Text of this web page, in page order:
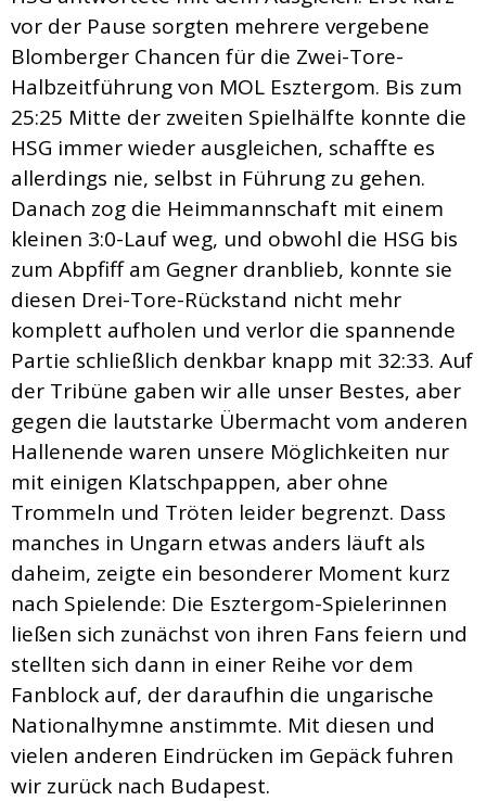
vor der Pause sorgten mehrere vergebene
Blomberger Chancen für die Zwei-Tore-
Halbzeitführung von MOL Esztergom. Bis zum
25:25 Mitte der zweiten Spielhälfte konnte die
HSG immer wieder ausgleichen, schaffte es
allerdings nie, selbst in Führung zu gehen.
Danach zog die Heimmannschaft mit einem
kleinen 3:0-Lauf weg, und obwohl die HSG bis
zum Abpfiff am Gegner dranblieb, konnte sie
diesen Drei-Tore-Rückstand nicht mehr
komplett aufholen und verlor die spannende
Partie schließlich denkbar knapp mit 32:33. Auf
der Tribüne gaben wir alle unser Bestes, aber
gegen die lautstarke Übermacht vom anderen
Hallenende waren unsere Möglichkeiten nur
mit einigen Klatschpappen, aber ohne
Trommeln und Tröten leider begrenzt. Dass
manches in Ungarn etwas anders läuft als
daheim, zeigte ein besonderer Moment kurz
nach Spielende: Die Esztergom-Spielerinnen
ließen sich zunächst von ihren Fans feiern und
stellten sich dann in einer Reihe vor dem
Fanblock auf, der daraufhin die ungarische
Nationalhymne anstimmte. Mit diesen und
vielen anderen Eindrücken im Gepäck fuhren
wir zurück nach Budapest.